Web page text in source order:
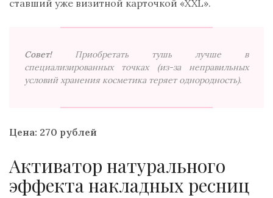
ставший уже визитной карточкой «XXL».
Совет!
Приобретать тушь лучше в
специализированных точках (из-за неправильных
условий хранения косметика теряет однородность).
Цена: 270 рублей
Активатор натурального
эффекта накладных ресниц